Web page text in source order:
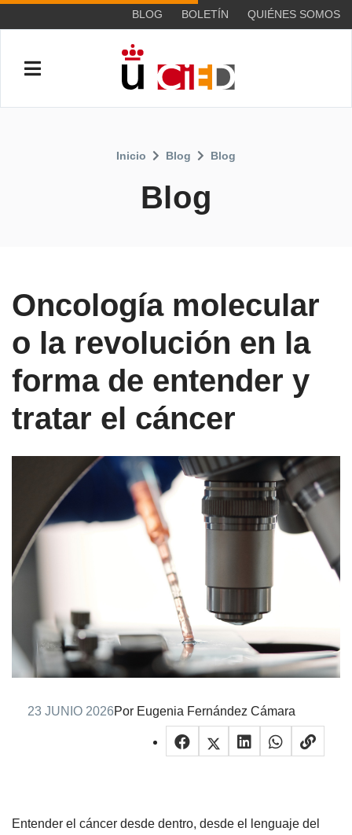
BLOG BOLETÍN QUIÉNES SOMOS
Blog
Inicio Blog Blog
Oncología molecular
o la revolución en la
forma de entender y
tratar el cáncer
23 JUNIO 2026Por Eugenia Fernández Cámara
Entender el cáncer desde dentro, desde el lenguaje del